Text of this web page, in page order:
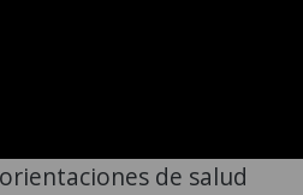
de salud